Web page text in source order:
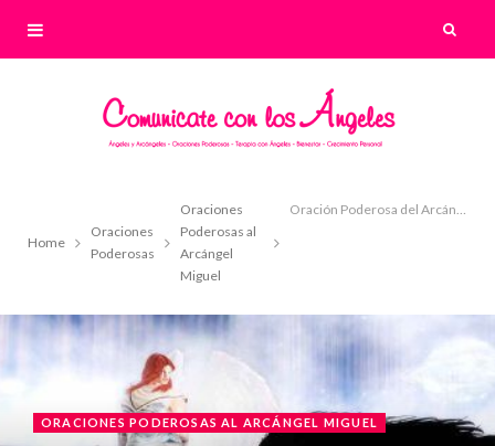
Home
Oraciones
Poderosas
Oraciones
Poderosas al
Arcángel
Miguel
Oración Poderosa del Arcángel Miguel – liberarme de mis propios miedos y fantasmas
ORACIONES PODEROSAS AL ARCÁNGEL MIGUEL